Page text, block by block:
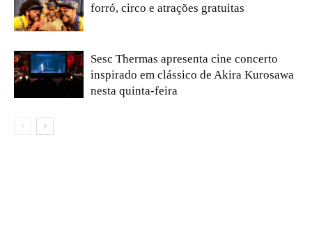
forró, circo e atrações gratuitas
Sesc Thermas apresenta cine concerto
inspirado em clássico de Akira Kurosawa
nesta quinta-feira